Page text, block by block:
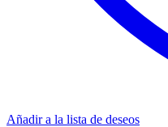
Añadir a la lista de deseos